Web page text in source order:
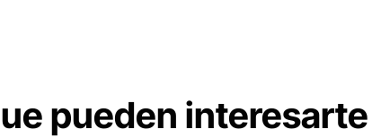
pueden interesarte